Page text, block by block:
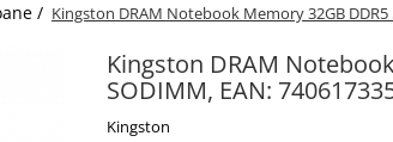
/ Kingston DRAM Notebook Memory 32GB DDR5
Kingston DRAM
SODIMM, EAN:
Kingston